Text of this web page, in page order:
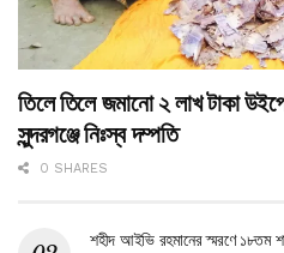
তিলে তিলে জমানো ২ লাখ টাকা
সুন্দরগঞ্জে নিঃস্ব দম্পতি
0 SHARES
শহীদ আইভি রহমানের স্মরণে ১৮তম